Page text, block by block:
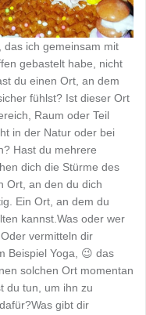
das ich gemeinsam mit
gebastelt habe, nicht
du einen Ort, an dem
fühlst? Ist dieser Ort
Raum oder Teil
in der Natur oder bei
Hast du mehrere
dich die Stürme des
Ort, an den du dich
Ein Ort, an dem du
kannst.Was oder wer
vermitteln dir
Beispiel Yoga, 😉 das
solchen Ort momentan
du tun, um ihn zu
gibt dir